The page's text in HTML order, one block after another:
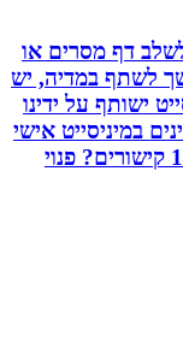
דף מסרים או
במדיה, יש
על ידינו
אישי
שלכם ב 14 קישורים? פנוי